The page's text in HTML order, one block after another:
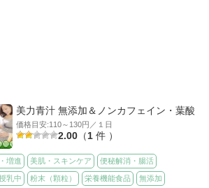
美力青汁 無添加＆ノンカフェイン・葉酸
価格目安:110～130円／１日
2.00（1件 ）
増進 美肌・スキンケア 便秘解消・腸活
乳中 粉末（顆粒） 栄養機能食品 無添加